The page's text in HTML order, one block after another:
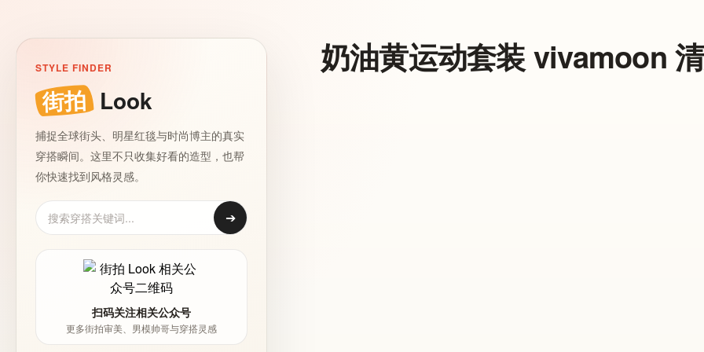
STYLE FINDER
街拍 Look
捕捉全球街头、明星红毯与时尚博主的真实
穿搭瞬间。这里不只收集好看的造型，也帮
你快速找到风格灵感。
➔
扫码关注相关公众号
更多街拍审美、男模帅哥与穿搭灵感
奶油黄运动套装 vivamoon